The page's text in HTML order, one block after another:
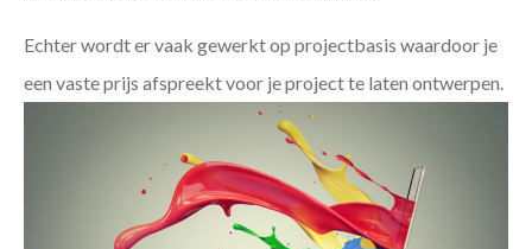
Echter wordt er vaak gewerkt op projectbasis waardoor je
een vaste prijs afspreekt voor je project te laten ontwerpen.